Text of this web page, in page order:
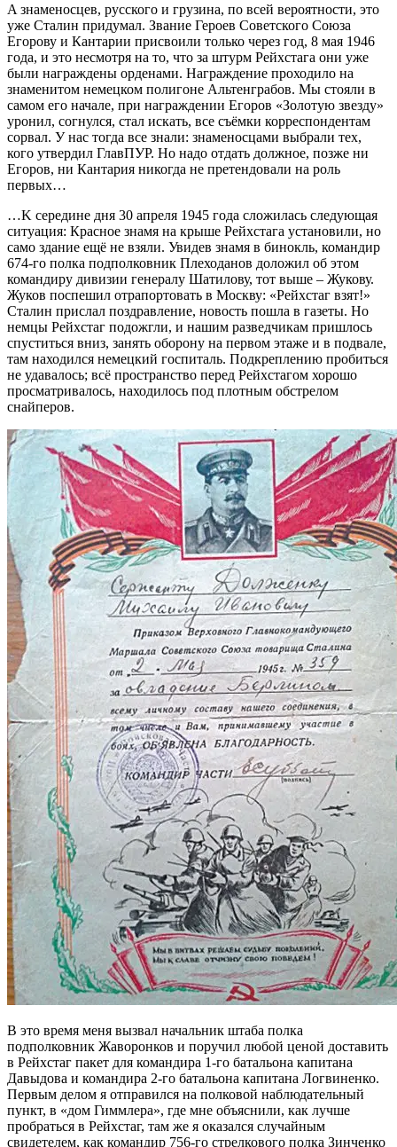
A знаменосцев, русского и грузина, по всей вероятности, это
уже Сталин придумал. Звание Героев Советского Союза
Егорову и Кантарии присвоили только через год, 8 мая 1946
года, и это несмотря на то, что за штурм Рейхстага они уже
были награждены орденами. Награждение проходило на
знаменитом немецком полигоне Альтенграбов. Мы стояли в
самом его начале, при награждении Егоров «Золотую звезду»
уронил, согнулся, стал искать, все съёмки корреспондентам
сорвал. У нас тогда все знали: знаменосцами выбрали тех,
кого утвердил ГлавПУР. Но надо отдать должное, позже ни
Егоров, ни Кантария никогда не претендовали на роль
первыx…
…K середине дня 30 апреля 1945 года сложилась следующая
ситуация: Красное знамя на крыше Рейхстага установили, но
само здание ещё не взяли. Увидев знамя в бинокль, командир
674-го полка подполковник Плеходанов доложил об этом
командиру дивизии генералу Шатилову, тот выше – Жукову.
Жуков поспешил отрапортовать в Москву: «Рейхстаг взят!»
Сталин прислал поздравление, новость пошла в газеты. Но
немцы Рейхстаг подожгли, и нашим разведчикам пришлось
спуститься вниз, занять оборону на первом этаже и в подвале,
там находился немецкий госпиталь. Подкреплению пробиться
не удавалось; всё пространство перед Рейхстагом хорошо
просматривалoсь, находилoсь под плотным обстрелом
снайперов.
В это время меня вызвал начальник штаба полка
подполковник Жаворонков и поручил любой ценой доставить
в Рейхстаг пакет для командира 1-го батальона капитана
Давыдова и командира 2-го батальона капитана Логвиненко.
Первым делом я отправился на полковой наблюдательный
пункт, в «дом Гиммлера», где мне объяснили, как лучше
пробраться в Рейхстаг, там же я оказался случайным
свидетелем, как командир 756-го стрелкового полка Зинченко